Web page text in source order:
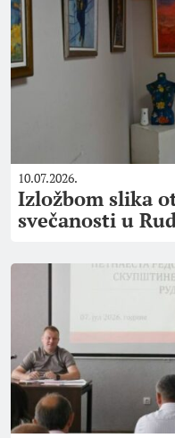
10.07.2026.
Izložbom slika
svečanosti u